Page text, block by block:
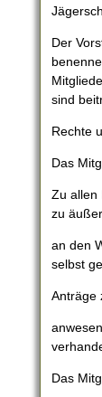
Der
sind
Rechte
Das
Zu allen
zu
an den
selbst
Anträge
Das